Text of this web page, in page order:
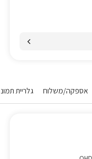
אספקה/משלוח גלריית